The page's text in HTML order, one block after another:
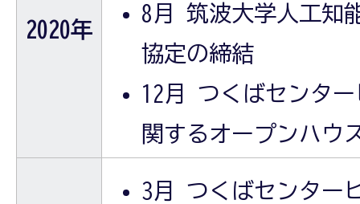
2020年
8月 筑波大学人工知
協定の締結
12月 つくばセンタ
関するオープンハウ
3月 つくばセンター